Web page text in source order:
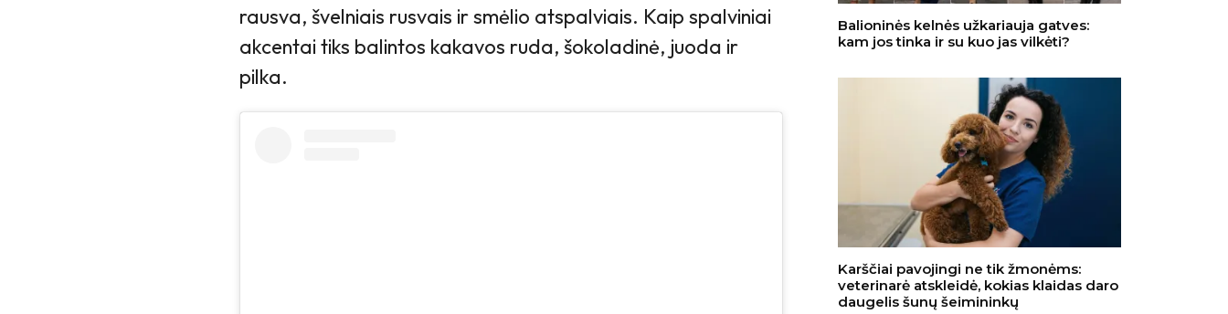
rausva, švelniais rusvais ir smėlio atspalviais. Kaip spalviniai
akcentai tiks balintos kakavos ruda, šokoladinė, juoda ir
pilka.
Balioninės kelnės užkariauja gatves:
kam jos tinka ir su kuo jas vilkėti?
Karščiai pavojingi ne tik žmonėms:
veterinarė atskleidė, kokias klaidas daro
daugelis šunų šeimininkų